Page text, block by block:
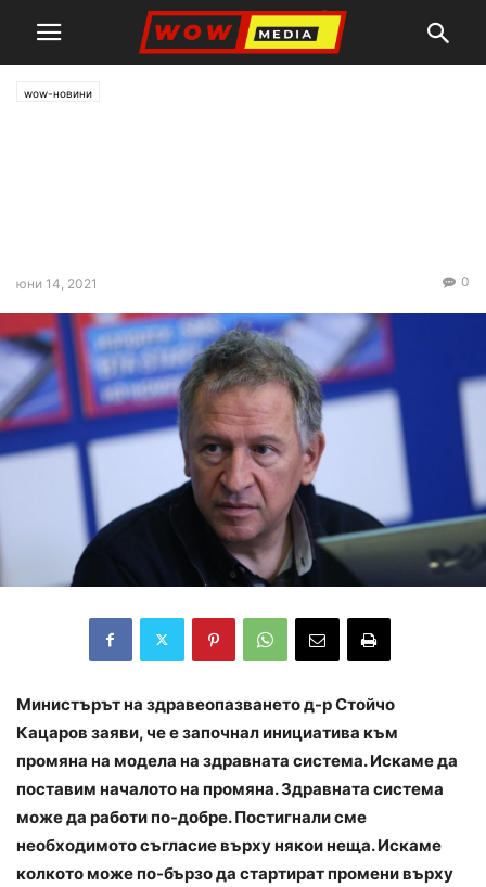
wow-новини
юни 14, 2021 0
Министърът на здравеопазването д-р Стойчо
Кацаров заяви, че е започнал инициатива към
промяна на модела на здравната система. Искаме да
поставим началото на промяна. Здравната система
може да работи по-добре. Постигнали сме
необходимото съгласие върху някои неща. Искаме
колкото може по-бързо да стартират промени върху